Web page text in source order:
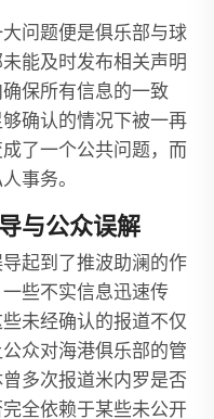
问题便是俱乐部与球
能及时发布相关声明
保所有信息的一致
确认的情况下被一再
了一个公共问题，而
事务。
与公众误解
起到了推波助澜的作
些不实信息迅速传
未经确认的报道不仅
众对海港俱乐部的管
多次报道米内罗是否
全依赖于某些未公开